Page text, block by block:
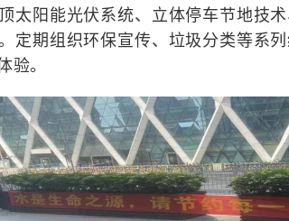
太阳能光伏系统、立体停车节地技
定期组织环保宣传、垃圾分类等系
验。